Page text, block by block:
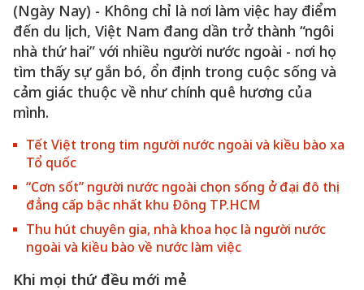
(Ngày Nay) - Không chỉ là nơi làm việc hay điểm
đến du lịch, Việt Nam đang dần trở thành “ngôi
nhà thứ hai” với nhiều người nước ngoài - nơi họ
tìm thấy sự gắn bó, ổn định trong cuộc sống và
cảm giác thuộc về như chính quê hương của
mình.
Tết Việt trong tim người nước ngoài và kiều bào xa
Tổ quốc
“Cơn sốt” người nước ngoài chọn sống ở đại đô thị
đẳng cấp bậc nhất khu Đông TP.HCM
Thu hút chuyên gia, nhà khoa học là người nước
ngoài và kiều bào về nước làm việc
Khi mọi thứ đều mới mẻ